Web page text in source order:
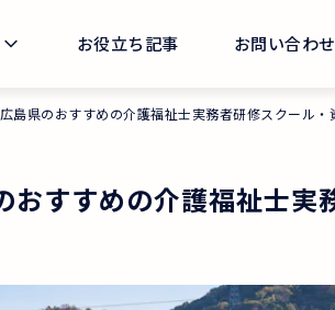
お役立ち記事 お問い合わせ
島県のおすすめの介護福祉士実務者研修スクール
おすすめの介護福祉士実